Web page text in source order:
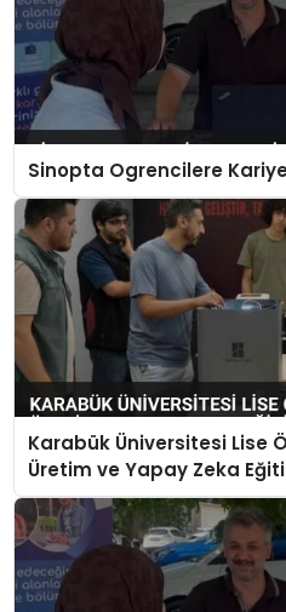
Sinopta Ogrencilere
Karabük Üniversitesi Lise
Üretim ve Yapay Zeka